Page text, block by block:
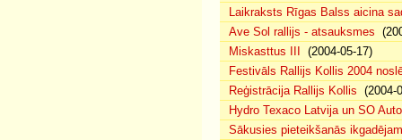
Laikraksts Rīgas Balss aicina
Ave Sol rallijs - atsauksmes
Miskasttus III
(2004-05-17)
Festivāls Rallijs Kollis 2004
Reģistrācija Rallijs Kollis (2004-
Hydro Texaco Latvija un SO
Sākusies pieteikšanās